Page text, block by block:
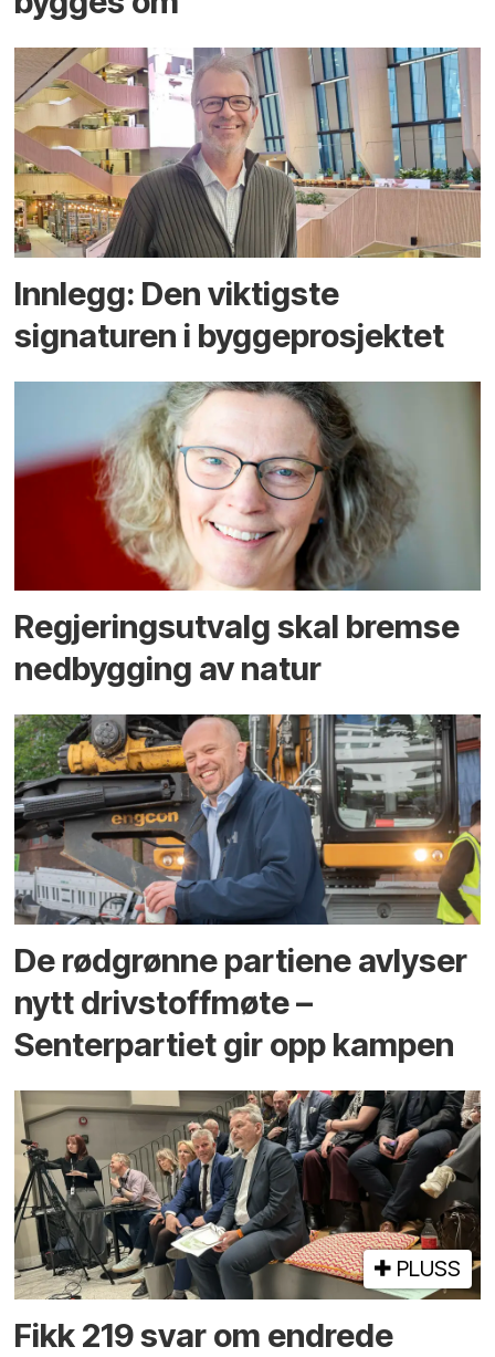
Innlegg: Den viktigste
signaturen i bygge­­prosjektet
Regjerings­utvalg skal bremse
ned­bygging av natur
De rødgrønne partiene avlyser
nytt drivstoffmøte –
Senterpartiet gir opp kampen
PLUSS
Fikk 219 svar om endrede